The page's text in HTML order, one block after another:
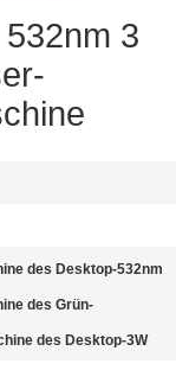
3
des Desktop-532nm
des Grün-
des Desktop-3W